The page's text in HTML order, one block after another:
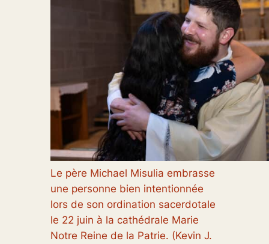
Le père Michael Misulia embrasse
une personne bien intentionnée
lors de son ordination sacerdotale
le 22 juin à la cathédrale Marie
Notre Reine de la Patrie. (Kevin J.